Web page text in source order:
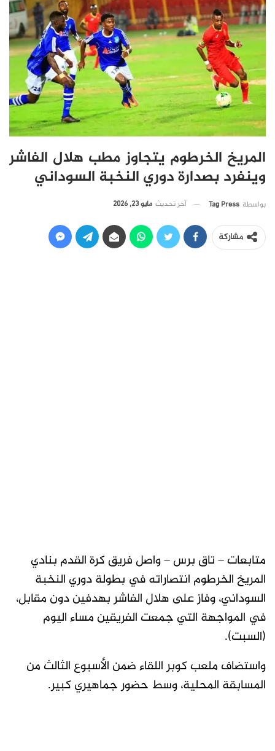
المريخ الخرطوم يتجاوز مطب هلال الفاشر
وينفرد بصدارة دوري النخبة السوداني
بواسطة Tag Press آخر تحديث مايو 23, 2026
مشاركة
متابعات – تاق برس – واصل فريق كرة القدم بنادي
المريخ الخرطوم انتصاراته في بطولة دوري النخبة
السوداني، وفاز على هلال الفاشر بهدفين دون مقابل،
في المواجهة التي جمعت الفريقين مساء اليوم
(السبت).
واستضاف ملعب كوبر اللقاء ضمن الأسبوع الثالث من
المسابقة المحلية، وسط حضور جماهيري كبير.